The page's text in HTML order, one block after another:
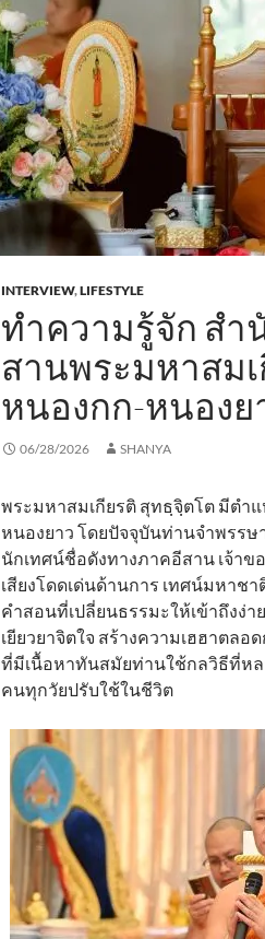
INTERVIEW,LIFESTYLE
ทำความรู้จัก สำ
สานพระมหาสม
หนองกก-หนองย
06/28/2026 SHANYA
พระมหาสมเกียรติ สุทธฺจฺิตโต มีตำ
หนองยาว โดยปัจจุบันท่านจำพรร
นักเทศน์ชื่อดังทางภาคอีสาน เจ้าข
เสียงโดดเด่นด้านการ เทศน์มหาช
คำสอนที่เปลี่ยนธรรมะให้เข้าถึงง่
เยียวยาจิตใจ สร้างความเฮฮาตลอ
ที่มีเนื้อหาทันสมัยท่านใช้กลวิธีที่หล
คนทุกวัยปรับใช้ในชีวิต